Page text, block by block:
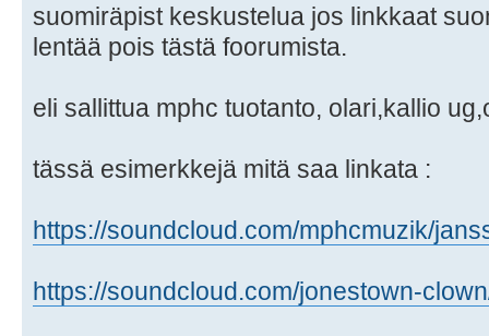
suomiräpist keskustelua jos linkkaat
lentää pois tästä foorumista.
eli sallittua mphc tuotanto, olari,kallio
tässä esimerkkejä mitä saa linkata :
https://soundcloud.com/mphcmuzik/
https://soundcloud.com/jonestown-